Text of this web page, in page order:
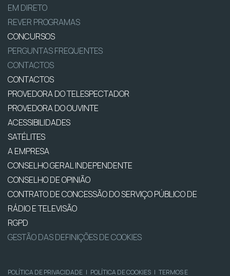
EM DIRETO
REVER PROGRAMAS
CONCURSOS
PERGUNTAS FREQUENTES
CONTACTOS
CONTACTOS
PROVEDORA DO TELESPECTADOR
PROVEDORA DO OUVINTE
ACESSIBILIDADES
SATÉLITES
A EMPRESA
CONSELHO GERAL INDEPENDENTE
CONSELHO DE OPINIÃO
CONTRATO DE CONCESSÃO DO SERVIÇO PÚBLICO DE
RÁDIO E TELEVISÃO
RGPD
GESTÃO DAS DEFINIÇÕES DE COOKIES
POLÍTICA DE PRIVACIDADE | POLÍTICA DE COOKIES | TERMOS E